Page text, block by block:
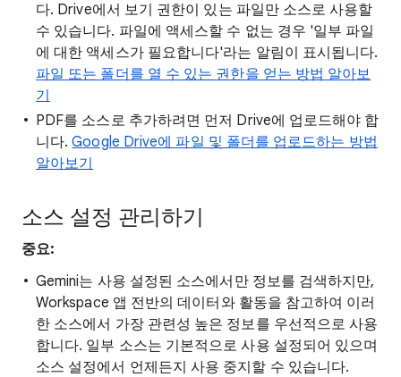
다. Drive에서 보기 권한이 있는 파일만 소스로 사용할
수 있습니다. 파일에 액세스할 수 없는 경우 '일부 파일
에 대한 액세스가 필요합니다'라는 알림이 표시됩니다.
파일 또는 폴더를 열 수 있는 권한을 얻는 방법 알아보
기
PDF를 소스로 추가하려면 먼저 Drive에 업로드해야 합
니다.Google Drive에 파일 및 폴더를 업로드하는 방법
알아보기
소스 설정 관리하기
중요:
Gemini는 사용 설정된 소스에서만 정보를 검색하지만,
Workspace 앱 전반의 데이터와 활동을 참고하여 이러
한 소스에서 가장 관련성 높은 정보를 우선적으로 사용
합니다. 일부 소스는 기본적으로 사용 설정되어 있으며
소스 설정에서 언제든지 사용 중지할 수 있습니다.